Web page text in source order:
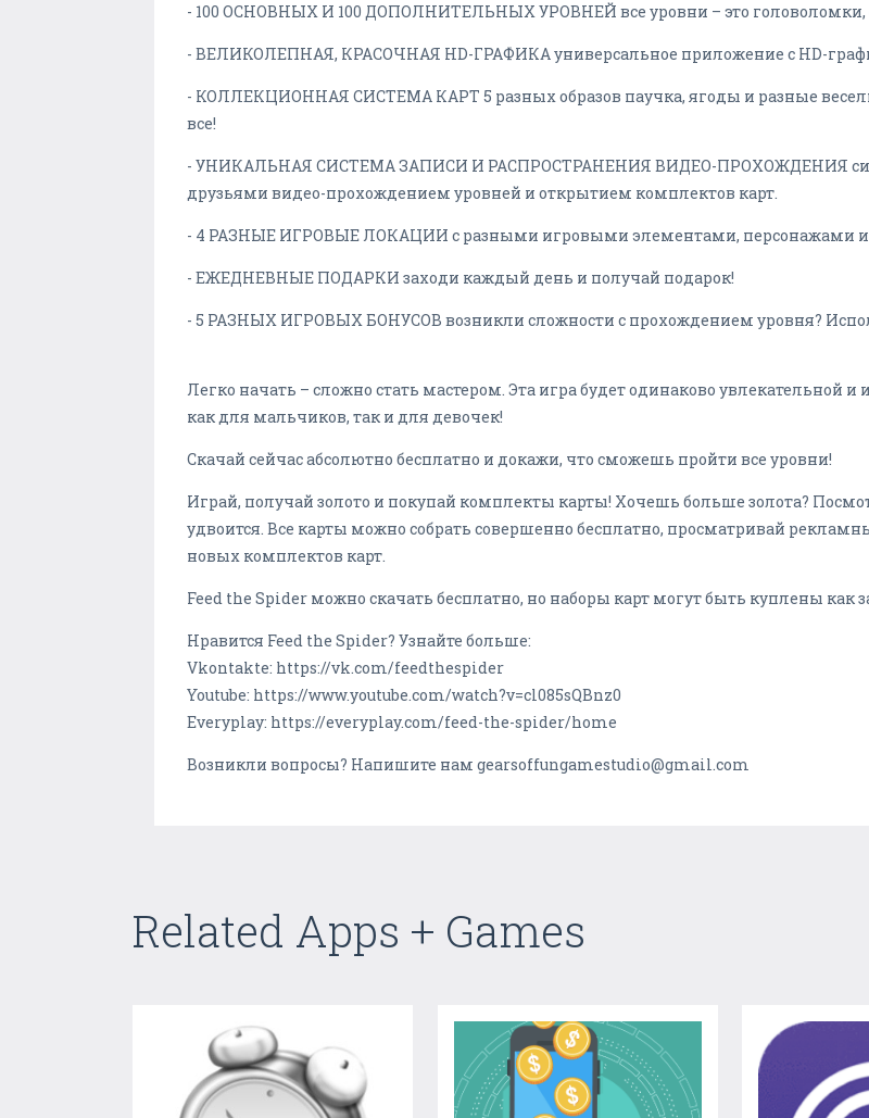
- 100 ОСНОВНЫХ И 100 ДОПОЛНИТЕЛЬНЫХ УРОВНЕЙ все уровни – это головоломки,
- ВЕЛИКОЛЕПНАЯ, КРАСОЧНАЯ HD-ГРАФИКА универсальное приложение с HD-
- КОЛЛЕКЦИОННАЯ СИСТЕМА КАРТ 5 разных образов паучка, ягоды и разные
все!
- УНИКАЛЬНАЯ СИСТЕМА ЗАПИСИ И РАСПРОСТРАНЕНИЯ ВИДЕО-ПРОХОЖДЕНИЯ
друзьями видео-прохождением уровней и открытием комплектов карт.
- 4 РАЗНЫЕ ИГРОВЫЕ ЛОКАЦИИ с разными игровыми элементами, персонажами и
- ЕЖЕДНЕВНЫЕ ПОДАРКИ заходи каждый день и получай подарок!
- 5 РАЗНЫХ ИГРОВЫХ БОНУСОВ возникли сложности с прохождением уровня?
Легко начать – сложно стать мастером. Эта игра будет одинаково увлекательной
как для мальчиков, так и для девочек!
Скачай сейчас абсолютно бесплатно и докажи, что сможешь пройти все уровни!
Играй, получай золото и покупай комплекты карты! Хочешь больше золота?
удвоится. Все карты можно собрать совершенно бесплатно, просматривай
новых комплектов карт.
Feed the Spider можно скачать бесплатно, но наборы карт могут быть куплены как
Нравится Feed the Spider? Узнайте больше:
Vkontakte: https://vk.com/feedthespider
Youtube: https://www.youtube.com/watch?v=cl085sQBnz0
Everyplay: https://everyplay.com/feed-the-spider/home
Возникли вопросы? Напишите нам gearsoffungamestudio@gmail.com
Related Apps + Games